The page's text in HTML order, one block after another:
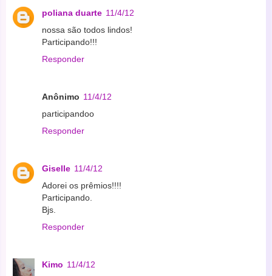
poliana duarte 11/4/12
nossa são todos lindos!
Participando!!!
Responder
Anônimo 11/4/12
participandoo
Responder
Giselle 11/4/12
Adorei os prêmios!!!!
Participando.
Bjs.
Responder
Kimo 11/4/12